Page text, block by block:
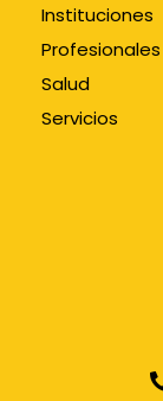
Instituciones
Profesionales
Salud
Servicios